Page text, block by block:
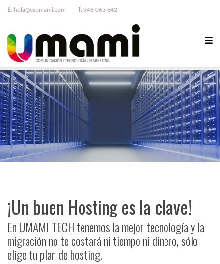
E. hola@esumami.com T. 948 063 842
¡Un buen Hosting es la clave!
En UMAMI TECH tenemos la mejor tecnología y la
migración no te costará ni tiempo ni dinero, sólo
elige tu plan de hosting.